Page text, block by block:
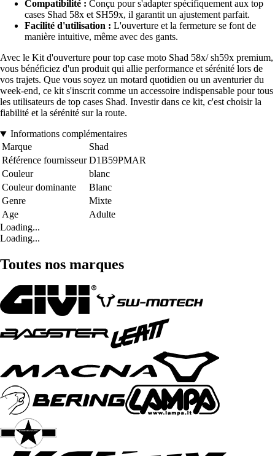
Compatibilité : Conçu pour s'adapter spécifiquement aux top
cases Shad 58x et SH59x, il garantit un ajustement parfait.
Facilité d'utilisation : L'ouverture et la fermeture se font de
manière intuitive, même avec des gants.
Avec le Kit d'ouverture pour top case moto Shad 58x/ sh59x premium,
vous bénéficiez d'un produit qui allie performance et sérénité lors de
vos trajets. Que vous soyez un motard quotidien ou un aventurier du
week-end, ce kit s'inscrit comme un accessoire indispensable pour tous
les utilisateurs de top cases Shad. Investir dans ce kit, c'est choisir la
fiabilité et la sérénité sur la route.
Informations complémentaires
Marque
Shad
Référence fournisseur D1B59PMAR
Couleur
blanc
Couleur dominante
Blanc
Genre
Mixte
Age
Adulte
Loading...
Loading...
Toutes nos marques